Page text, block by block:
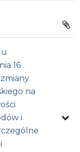
16
na
i